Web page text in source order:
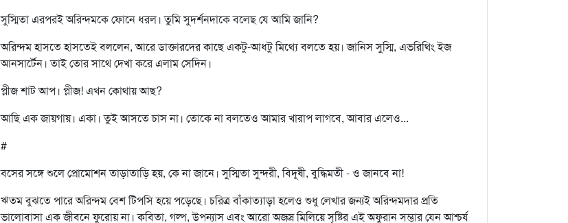
সুস্মিতা এরপরই অরিন্দমকে ফোনে ধরল। তুমি সুদর্শনদাকে বলেছ যে আমি জানি?
অরিন্দম হাসতে হাসতেই বললেন, আরে ডাক্তারদের কাছে একটু-আধটু মিথ্যে বলতে হয়। জানিস সুস্মি, এভরিথিং ইজ
আনসার্টেন। তাই তোর সাথে দেখা করে এলাম সেদিন।
প্লীজ শাট আপ। প্লীজ! এখন কোথায় আছ?
আছি এক জায়গায়। একা। তুই আসতে চাস না। তোকে না বলতেও আমার খারাপ লাগবে, আবার এলেও...
#
বসের সঙ্গে শুলে প্রোমোশন তাড়াতাড়ি হয়, কে না জানে। সুস্মিতা সুন্দরী, বিদূষী, বুদ্ধিমতী - ও জানবে না!
ঋতম বুঝতে পারে অরিন্দম বেশ টিপসি হয়ে পড়েছে। চরিত্র বাঁকাত্যাড়া হলেও শুধু লেখার জন্যই অরিন্দমদার প্রতি
ভালোবাসা এক জীবনে ফুরোয় না। কবিতা, গল্প, উপন্যাস এবং আরো অজস্র মিলিয়ে সৃষ্টির এই অফুরান সম্ভার যেন আশ্চর্য